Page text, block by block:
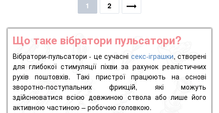
1 2
Що таке вібратори пульсатори?
Вібратори-пульсатори - це сучасні секс-іграшки, створені
для глибокої стимуляції піхви за рахунок реалістичних
рухів поштовхів. Такі пристрої працюють на основі
зворотно-поступальних фрикцій, які можуть
здійснюватися всією довжиною ствола або лише його
активною частиною – робочою головкою.